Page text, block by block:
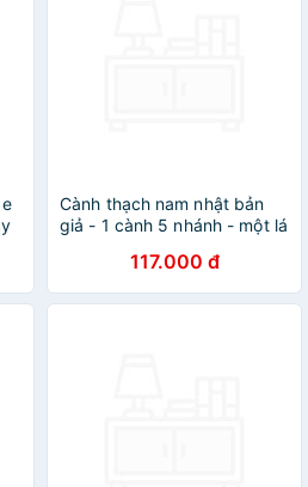
Cành thạch nam nhật bản
giả - 1 cành 5 nhánh - một lá
105cm - Cây giả, hoa lụa
Decor trang trí nhà cửa
117.000 đ